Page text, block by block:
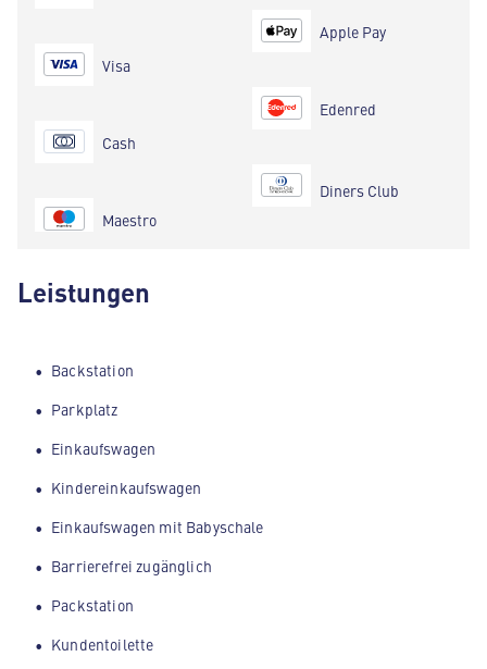
Visa
Cash
Maestro
Apple Pay
Edenred
Diners Club
Leistungen
Backstation
Parkplatz
Einkaufswagen
Kindereinkaufswagen
Einkaufswagen mit Babyschale
Barrierefrei zugänglich
Packstation
Kundentoilette